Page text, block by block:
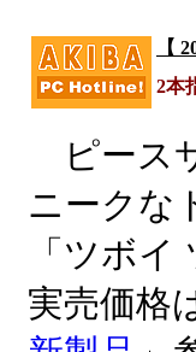
【
2本
ピース
ニークな
「ツボ
実売価格